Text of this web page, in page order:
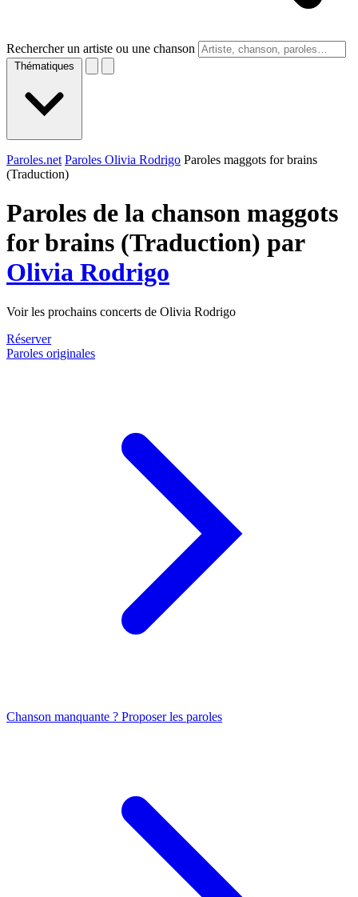
Rechercher un artiste ou une chanson
Thématiques
Paroles.net Paroles Olivia Rodrigo Paroles maggots for brains
(Traduction)
Paroles de la chanson maggots
for brains (Traduction) par
Olivia Rodrigo
Voir les prochains concerts de Olivia Rodrigo
Réserver
Paroles originales
Chanson manquante ? Proposer les paroles